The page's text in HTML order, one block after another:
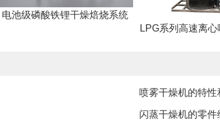
电池级磷酸铁锂干燥焙烧系统
LPG系列高速离
喷雾干燥机的特性
闪蒸干燥机的零件